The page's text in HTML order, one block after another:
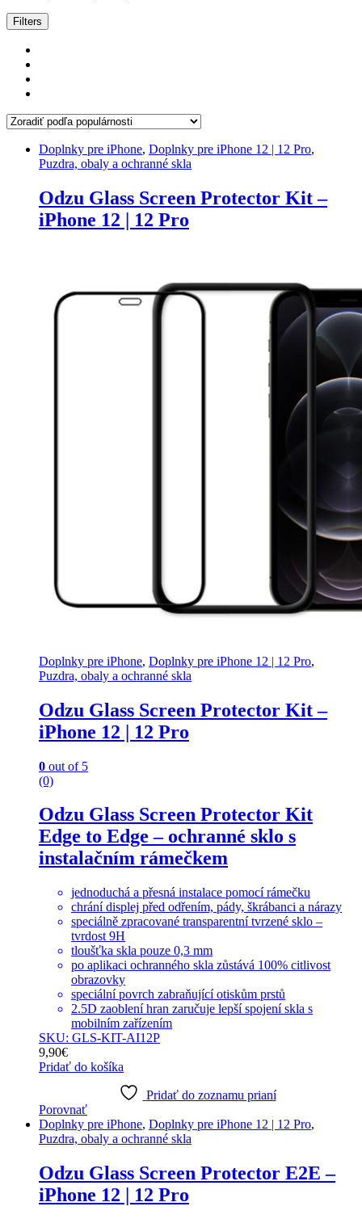
Filters
Doplnky pre iPhone, Doplnky pre iPhone 12 | 12 Pro,
Puzdra, obaly a ochranné skla
Odzu Glass Screen Protector Kit –
iPhone 12 | 12 Pro
Doplnky pre iPhone, Doplnky pre iPhone 12 | 12 Pro,
Puzdra, obaly a ochranné skla
Odzu Glass Screen Protector Kit –
iPhone 12 | 12 Pro
0 out of 5
(0)
Odzu Glass Screen Protector Kit
Edge to Edge – ochranné sklo s
instalačním rámečkem
jednoduchá a přesná instalace pomocí rámečku
chrání displej před odřením, pády, škrábanci a nárazy
speciálně zpracované transparentní tvrzené sklo –
tvrdost 9H
tloušťka skla pouze 0,3 mm
po aplikaci ochranného skla zůstává 100% citlivost
obrazovky
speciální povrch zabraňující otiskům prstů
2.5D zaoblení hran zaručuje lepší spojení skla s
mobilním zařízením
SKU: GLS-KIT-AI12P
9,90€
Pridať do košíka
Pridať do zoznamu prianí
Porovnať
Doplnky pre iPhone, Doplnky pre iPhone 12 | 12 Pro,
Puzdra, obaly a ochranné skla
Odzu Glass Screen Protector E2E –
iPhone 12 | 12 Pro